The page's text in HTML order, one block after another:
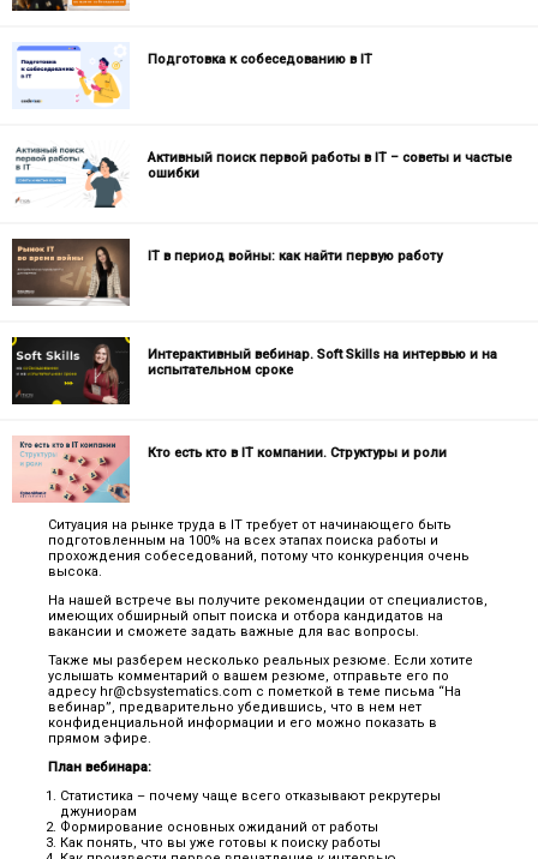
Подготовка к собеседованию в IT
Активный поиск первой работы в IT – советы и частые
ошибки
IТ в период войны: как найти первую работу
Интерактивный вебинар. Soft Skills на интервью и на
испытательном сроке
Кто есть кто в IT компании. Структуры и роли
Ситуация на рынке труда в IT требует от начинающего быть
подготовленным на 100% на всех этапах поиска работы и
прохождения собеседований, потому что конкуренция очень
высока.
На нашей встрече вы получите рекомендации от специалистов,
имеющих обширный опыт поиска и отбора кандидатов на
вакансии и сможете задать важные для вас вопросы.
Также мы разберем несколько реальных резюме. Если хотите
услышать комментарий о вашем резюме, отправьте его по
адресу hr@cbsystematics.com с пометкой в ​​теме письма “На
вебинар”, предварительно убедившись, что в нем нет
конфиденциальной информации и его можно показать в
прямом эфире.
План вебинара:
Статистика – почему чаще всего отказывают рекрутеры
джуниорам
Формирование основных ожиданий от работы
Как понять, что вы уже готовы к поиску работы